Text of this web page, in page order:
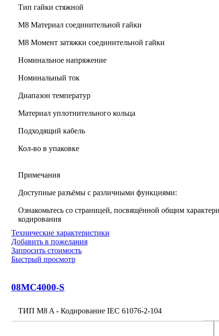
Тип гайки стяжной
М8 Материал соединительной гайки
M8 Момент затяжки соединительной гайки
Номинальное напряжение
Номинальный ток
Диапазон температур
Материал уплотнительного кольца
Подходящий кабель
Кол-во в упаковке
Примечания
Доступные разъёмы с различными функциями:
Ознакомьтесь со страницей, посвящённой общим
кодирования
Технические характеристики
Добавить в пожелания
Запросить стоимость
Быстрый просмотр
08MC4000-S
ТИП M8 A - Кодирование IEC 61076-2-104